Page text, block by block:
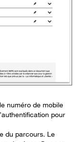
le numéro de mobile
pour
du parcours. Le